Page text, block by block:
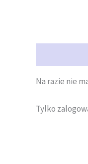
Na razie nie
Tylko